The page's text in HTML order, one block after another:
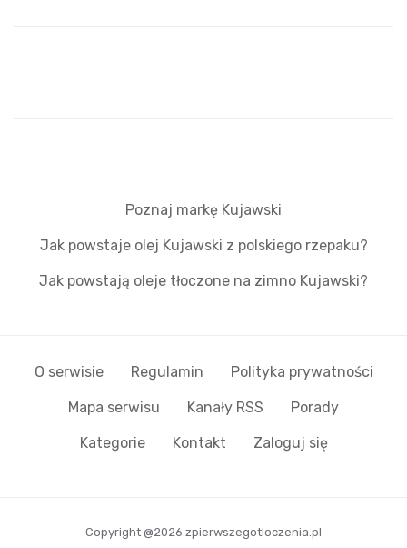
Poznaj markę Kujawski
Jak powstaje olej Kujawski z polskiego rzepaku?
Jak powstają oleje tłoczone na zimno Kujawski?
O serwisie Regulamin Polityka prywatności
Mapa serwisu Kanały RSS Porady
Kategorie Kontakt Zaloguj się
Copyright @2026 zpierwszegotloczenia.pl